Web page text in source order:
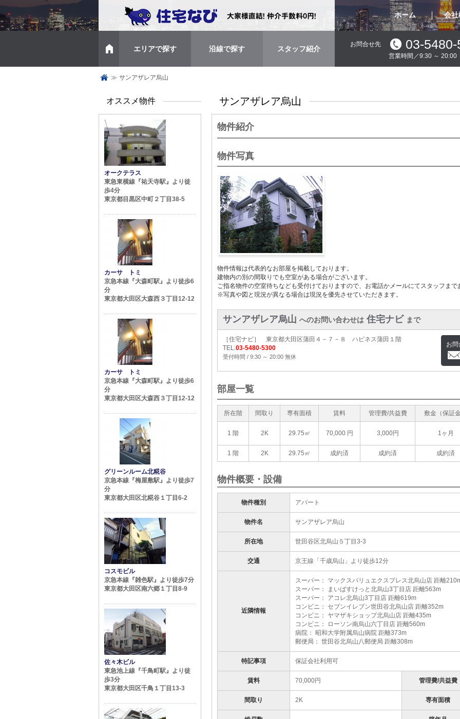
ホーム 会社
エリアで探す 沿線で探す スタッフ紹介
お問合せ先 03-5480-
営業時間／9:30 ～
トップページ
≫ サンアザレア烏山
サンアザレア烏山
物件紹介
物件写真
物件情報は代表的なお部屋を掲載しております。
建物内の別の間取りでも空室がある場合がございます。
ご指名物件の空室待ちなども受付けておりますので、お電話かメールにてスタッフまで
※写真や図と現況が異なる場合は現況を優先させていただきます。
サンアザレア烏山 へのお問い合わせは 住宅ナビ まで
［住宅ナビ］ 東京都大田区蒲田４－７－８ ハピネス蒲田１階
TEL.03-5480-5300
受付時間 / 9:30 ～ 20:00 無休
お問
部屋一覧
所在階 間取り 専有面積 賃料 管理費/共益費 敷金（保証金
1 階 2K 29.75㎡ 70,000 円 3,000円 1ヶ月
1 階 2K 29.75㎡ 成約済 成約済 成約済
物件概要・設備
物件種別 アパート
物件名 サンアザレア烏山
所在地 世田谷区北烏山５丁目3-3
交通 京王線「千歳烏山」より徒歩12分
近隣情報
スーパー： マックスバリュエクスプレス北烏山店 距離
スーパー： まいばすけっと北烏山3丁目店 距離563m
スーパー： アコレ北烏山3丁目店 距離619m
コンビニ： セブンイレブン世田谷北烏山店 距離352m
コンビニ： ヤマザキショップ北烏山店 距離435m
コンビニ： ローソン南烏山六丁目店 距離560m
病院： 昭和大学附属烏山病院 距離373m
郵便局： 世田谷北烏山八郵便局 距離308m
特記事項 保証会社利用可
賃料 70,000円 管理費/共益費
間取り 2K 専有面積
オススメ物件
オークテラス
東急東横線『祐天寺駅』より徒
歩4分
東京都目黒区中町２丁目38-5
カーサ トミ
京急本線『大森町駅』より徒歩6
分
東京都大田区大森西３丁目12-12
カーサ トミ
京急本線『大森町駅』より徒歩6
分
東京都大田区大森西３丁目12-12
グリーンルーム北糀谷
京急本線『梅屋敷駅』より徒歩7
分
東京都大田区北糀谷１丁目6-2
コスモビル
京急本線『雑色駅』より徒歩7分
東京都大田区南六郷１丁目8-9
佐々木ビル
東急池上線『千鳥町駅』より徒
歩3分
東京都大田区千鳥１丁目13-3